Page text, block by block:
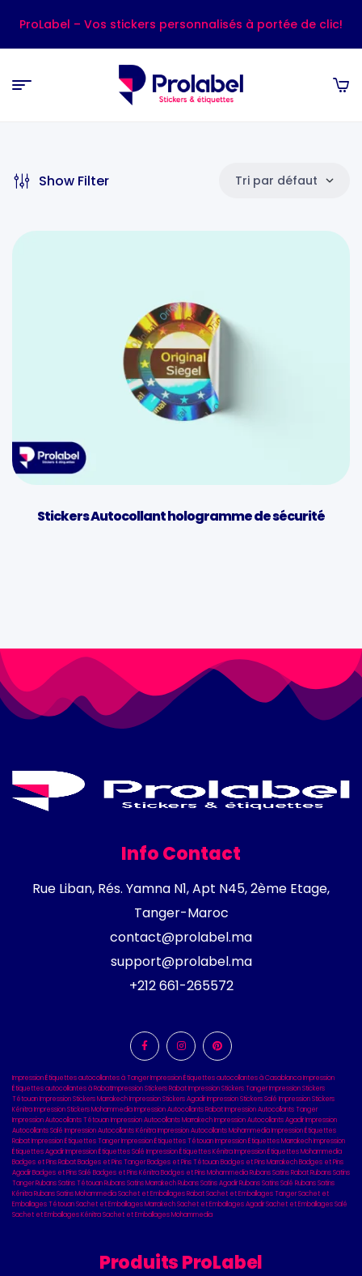
ProLabel – Vos stickers personnalisés à portée de clic!
Show Filter Tri par défaut
Stickers Autocollant hologramme de sécurité
Produits ProLabel
Info Contact
Rue Liban, Rés. Yamna N1, Apt N45, 2ème Etage,
Tanger-Maroc
contact@prolabel.ma
support@prolabel.ma
+212 661-265572
Impression Étiquettes autocollantes à TangerImpression Étiquettes autocollantes à CasablancaImpression
Étiquettes autocollantes à RabatImpression Stickers RabatImpression Stickers TangerImpression Stickers
TétouanImpression Stickers MarrakechImpression Stickers AgadirImpression Stickers Salé Impression Stickers
KénitraImpression Stickers MohammediaImpression Autocollants RabatImpression Autocollants Tanger
Impression Autocollants TétouanImpression Autocollants MarrakechImpression Autocollants AgadirImpression
Autocollants Salé Impression Autocollants KénitraImpression Autocollants MohammediaImpression Étiquettes
RabatImpression Étiquettes TangerImpression Étiquettes TétouanImpression Étiquettes MarrakechImpression
Étiquettes AgadirImpression Étiquettes Salé Impression Étiquettes KénitraImpression Étiquettes Mohammedia
Badges et Pins RabatBadges et Pins TangerBadges et Pins TétouanBadges et Pins MarrakechBadges et Pins
AgadirBadges et Pins Salé Badges et Pins KénitraBadges et Pins MohammediaRubans Satins RabatRubans Satins
TangerRubans Satins TétouanRubans Satins MarrakechRubans Satins AgadirRubans Satins Salé Rubans Satins
KénitraRubans Satins MohammediaSachet et Emballages RabatSachet et Emballages TangerSachet et
Emballages TétouanSachet et Emballages MarrakechSachet et Emballages AgadirSachet et Emballages Salé
Sachet et Emballages KénitraSachet et Emballages Mohammedia